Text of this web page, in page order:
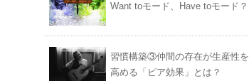
Want toモード、Have toモード？
習慣構築③仲間の存在が生産性を
高める「ピア効果」とは？